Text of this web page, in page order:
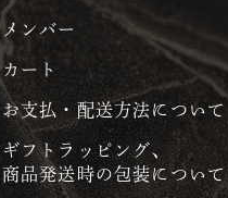
メンバー
カート
お支払・配送方法について
ギフトラッピング、
商品発送時の包装について